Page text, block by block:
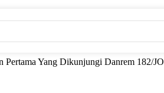
Yang Dikunjungi Danrem 182/JO